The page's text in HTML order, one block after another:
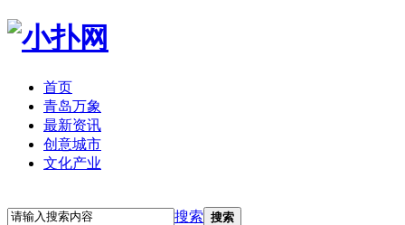
首页
青岛万象
最新资讯
创意城市
文化产业
搜索 搜索